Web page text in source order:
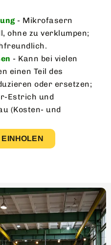
- Mikrofasern
ohne zu verklumpen;
- Kann bei vielen
einen Teil des
oder ersetzen;
Estrich und
(Kosten- und